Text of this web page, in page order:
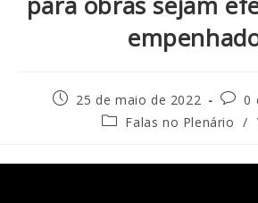
25 de maio de 2022
0
Falas no Plenário /